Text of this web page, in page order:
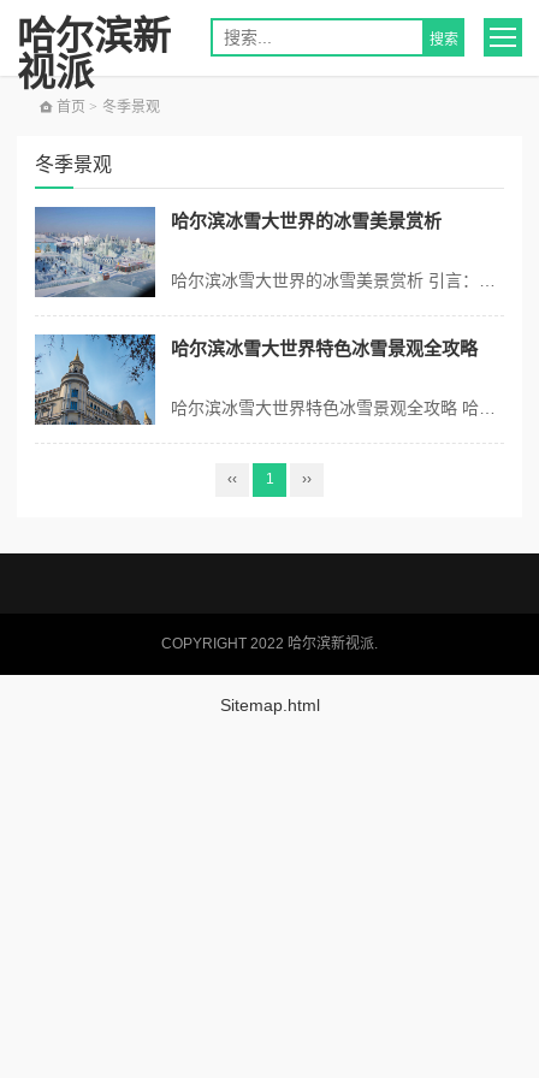
哈尔滨新
视派
首页 > 冬季景观
冬季景观
哈尔滨冰雪大世界的冰雪美景赏析
哈尔滨冰雪大世界特色冰雪景观全攻略
‹‹ 1 ››
COPYRIGHT 2022 哈尔滨新视派.
Sitemap.html